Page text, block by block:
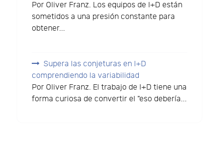
Por Oliver Franz. Los equipos de I+D están
sometidos a una presión constante para
obtener...
Supera las conjeturas en I+D
comprendiendo la variabilidad
Por Oliver Franz. El trabajo de I+D tiene una
forma curiosa de convertir el "eso debería...